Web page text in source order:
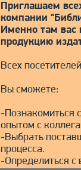
Приглашаем
компании
Именно там вас
продукцию
Всех
Вы сможете:
-Познакомиться
опытом с
-Выбрать
процесса.
-Определиться с